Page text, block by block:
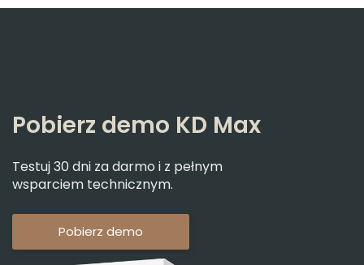
Pobierz demo KD Max
Testuj 30 dni za darmo i z pełnym
wsparciem technicznym.
Pobierz demo